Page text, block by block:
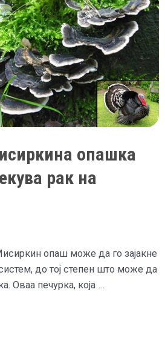
опашка
рак на
опаш може да го зајакне
до тој степен што може да
Оваа печурка, која …